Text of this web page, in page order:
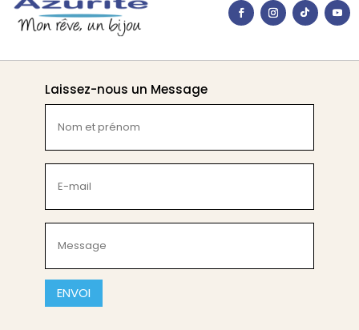
Laissez-nous un Message
et
prénom
(Nécessaire)
mail
(Nécessaire)
(Nécessaire)
CAPTCHA